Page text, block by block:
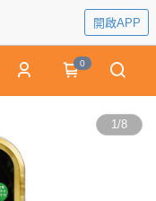
開啟APP
0
1/8